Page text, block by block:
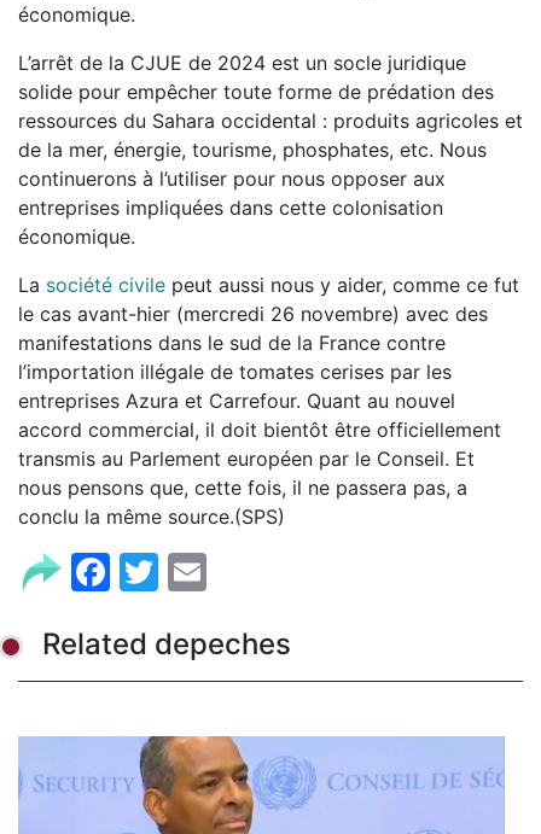
économique.
L’arrêt de la CJUE de 2024 est un socle juridique
solide pour empêcher toute forme de prédation des
ressources du Sahara occidental : produits agricoles et
de la mer, énergie, tourisme, phosphates, etc. Nous
continuerons à l’utiliser pour nous opposer aux
entreprises impliquées dans cette colonisation
économique.
La société civile peut aussi nous y aider, comme ce fut
le cas avant-hier (mercredi 26 novembre) avec des
manifestations dans le sud de la France contre
l’importation illégale de tomates cerises par les
entreprises Azura et Carrefour. Quant au nouvel
accord commercial, il doit bientôt être officiellement
transmis au Parlement européen par le Conseil. Et
nous pensons que, cette fois, il ne passera pas, a
conclu la même source.(SPS)
Facebook
Twitter
Related depeches